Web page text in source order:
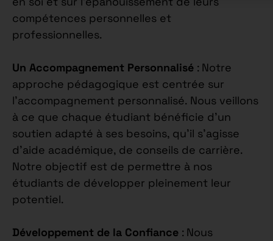
compétences personnelles et
professionnelles.
Un Accompagnement Personnalisé : Notre
approche pédagogique est centrée sur
l’accompagnement personnalisé. Nous veillons
à ce que chaque étudiant bénéficie d’un
soutien adapté à ses besoins, qu’il s’agisse
d’aide académique, de conseils de carrière.
Notre objectif est de permettre à nos
étudiants de développer pleinement leur
potentiel.
Développement de la Confiance : Nous